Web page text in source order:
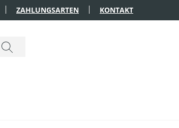
ZAHLUNGSARTEN KONTAKT